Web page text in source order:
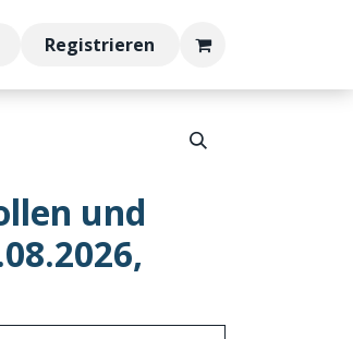
Registrieren
und